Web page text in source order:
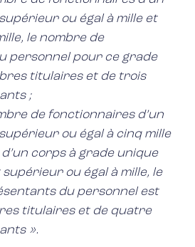
ou égal à mille et
le nombre de
personnel pour ce grade
titulaires et de trois
;
de fonctionnaires d’un
ou égal à cinq mille
d’un corps à grade unique
ou égal à mille, le
du personnel est
titulaires et de quatre
».